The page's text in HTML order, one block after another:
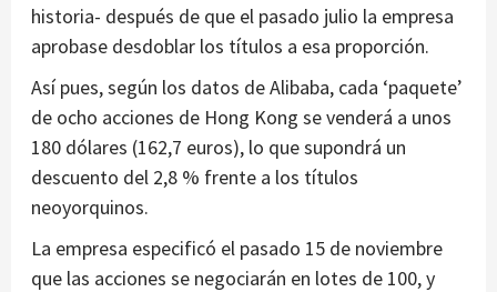
historia- después de que el pasado julio la empresa
aprobase desdoblar los títulos a esa proporción.
Así pues, según los datos de Alibaba, cada ‘paquete’
de ocho acciones de Hong Kong se venderá a unos
180 dólares (162,7 euros), lo que supondrá un
descuento del 2,8 % frente a los títulos
neoyorquinos.
La empresa especificó el pasado 15 de noviembre
que las acciones se negociarán en lotes de 100, y